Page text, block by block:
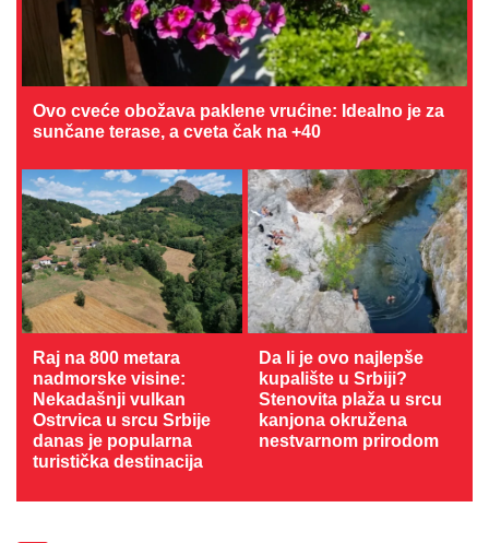
Ovo cveće obožava paklene vrućine: Idealno je za
sunčane terase, a cveta čak na +40
Raj na 800 metara
nadmorske visine:
Nekadašnji vulkan
Ostrvica u srcu Srbije
danas je popularna
turistička destinacija
Da li je ovo najlepše
kupalište u Srbiji?
Stenovita plaža u srcu
kanjona okružena
nestvarnom prirodom